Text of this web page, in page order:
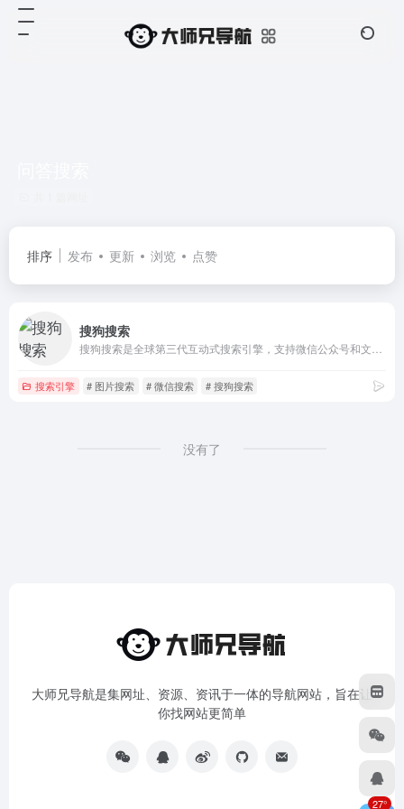
排序 发布 更新 浏览 点赞
搜狗搜索
搜索引擎 # 图片搜索 # 微信搜索 # 搜狗搜索
没有了
大师兄导航是集网址、资源、资讯于一体的导航网站，旨在让
你找网站更简单
27°